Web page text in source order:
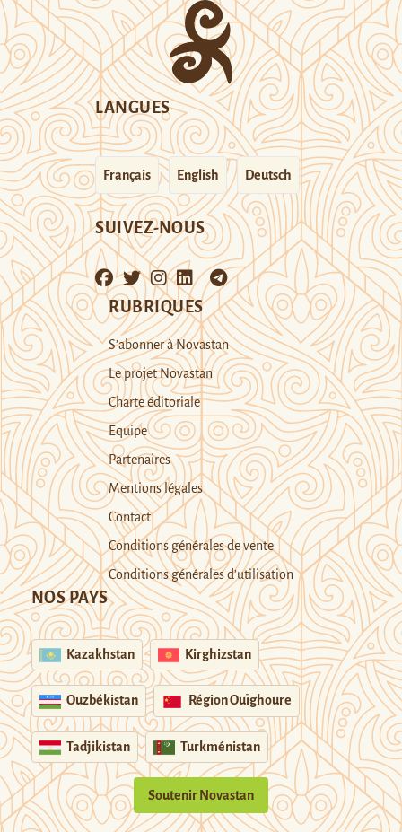
LANGUES
Français English Deutsch
SUIVEZ-NOUS
RUBRIQUES
S’abonner à Novastan
Le projet Novastan
Charte éditoriale
Equipe
Partenaires
Mentions légales
Contact
Conditions générales de vente
Conditions générales d’utilisation
NOS PAYS
Kazakhstan Kirghizstan
Ouzbékistan Région Ouïghoure
Tadjikistan Turkménistan
Soutenir Novastan